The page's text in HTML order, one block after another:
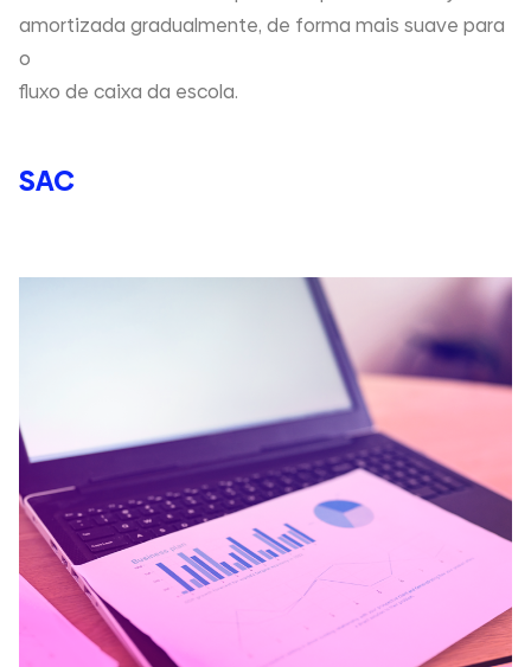
amortizada gradualmente, de forma mais suave para
o
fluxo de caixa da escola.
SAC